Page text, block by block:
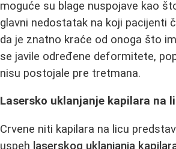
moguće su blage nuspojave kao
glavni nedostatak na koji pacijenti
da je znatno kraće od onoga što
se javile određene deformitete,
nisu postojale pre tretmana.
Lasersko uklanjanje kapilara na
Crvene niti kapilara na licu
uspeh laserskog uklanjanja